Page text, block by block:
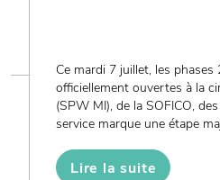
Ce mardi 7 juillet, les
officiellement ouvertes à la
(SPW MI), de la SOFICO,
service marque une étape
Lire la suite